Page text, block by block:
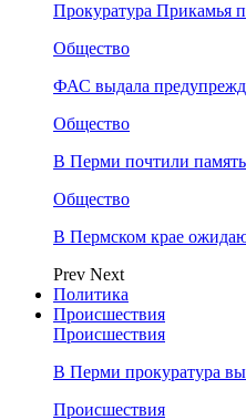
Прокуратура Прикамья
Общество
ФАС выдала
Общество
В Перми почтили память
Общество
В Пермском крае
Prev Next
Политика
Происшествия
Происшествия
В Перми прокуратура
Происшествия